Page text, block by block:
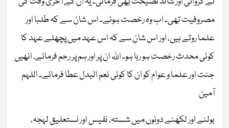
مصروفیت تھی۔ اب وہ رخصت ہوئے۔ اس شان سے کہ طلبا اور
علما روتے ہیں، اور اس شان سے کہ اس عہد میں پچھلے عہد کا
کوئی محدث رخصت ہو رہا ہو۔ اللہ ان پر اور ہم پر رحم فرمائے، انھیں
جنت اور علما و عوام کو ان کا کوئی نعم البدل عطا فرمائے۔ اللہم
آمین
بولنے اور لکھنے دونوں میں شستہ، نفیس اور نستعلیق لہجہ،